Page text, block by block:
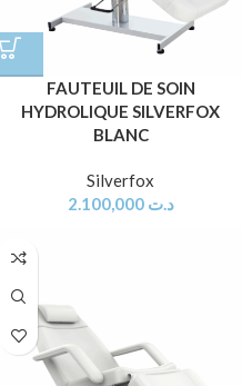
FAUTEUIL DE SOIN
HYDROLIQUE SILVERFOX
BLANC
Silverfox
د.ت 2.100,000